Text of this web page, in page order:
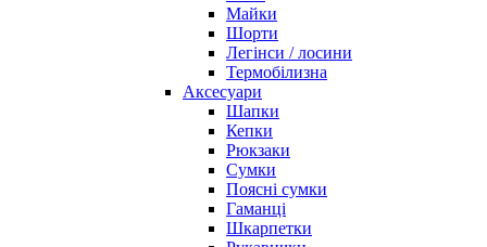
Майки
Шорти
Легінси / лосини
Термобілизна
Аксесуари
Шапки
Кепки
Рюкзаки
Сумки
Поясні сумки
Гаманці
Шкарпетки